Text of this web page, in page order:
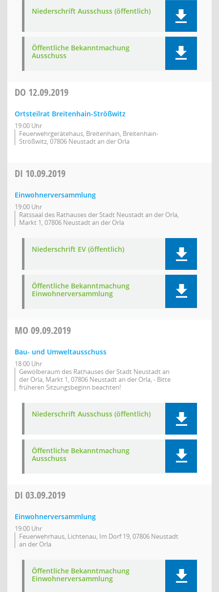
Niederschrift Ausschuss (öffentlich)
Öffentliche Bekanntmachung
Ausschuss
DO 12.09.2019
Ortsteilrat Breitenhain-Strößwitz
19:00 Uhr
Feuerwehrgerätehaus, Breitenhain, Breitenhain-
Strößwitz, 07806 Neustadt an der Orla
DI 10.09.2019
Einwohnerversammlung
19:00 Uhr
Ratssaal des Rathauses der Stadt Neustadt an der Orla,
Markt 1, 07806 Neustadt an der Orla
Niederschrift EV (öffentlich)
Öffentliche Bekanntmachung
Einwohnerversammlung
MO 09.09.2019
Bau- und Umweltausschuss
18:00 Uhr
Gewölberaum des Rathauses der Stadt Neustadt an
der Orla, Markt 1, 07806 Neustadt an der Orla, - Bitte
früheren Sitzungsbeginn beachten!
Niederschrift Ausschuss (öffentlich)
Öffentliche Bekanntmachung
Ausschuss
DI 03.09.2019
Einwohnerversammlung
19:00 Uhr
Feuerwehrhaus, Lichtenau, Im Dorf 19, 07806 Neustadt
an der Orla
Öffentliche Bekanntmachung
Einwohnerversammlung